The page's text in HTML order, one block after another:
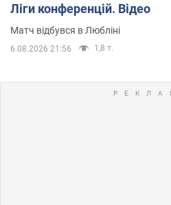
Ліги конференцій. Відео
Матч відбувся в Любліні
6.08.2026 21:56 1,8 т.